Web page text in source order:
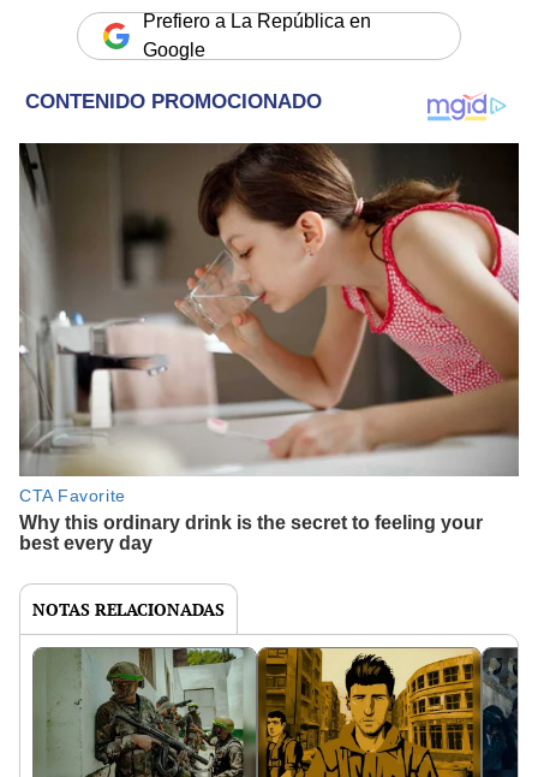
Prefiero a La República en
Google
NOTAS RELACIONADAS